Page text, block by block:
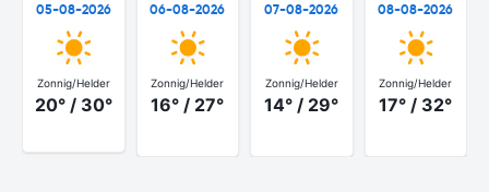
05-08-2026
Zonnig/Helder
20° / 30°
06-08-2026
Zonnig/Helder
16° / 27°
07-08-2026
Zonnig/Helder
14° / 29°
08-08-2026
Zonnig/Helder
17° / 32°